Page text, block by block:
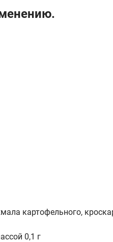
картофельного,
0,1 г